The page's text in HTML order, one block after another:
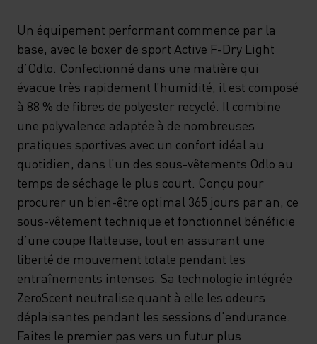
Un équipement performant commence par la
base, avec le boxer de sport Active F-Dry Light
d’Odlo. Confectionné dans une matière qui
évacue très rapidement l’humidité, il est composé
à 88 % de fibres de polyester recyclé. Il combine
une polyvalence adaptée à de nombreuses
pratiques sportives avec un confort idéal au
quotidien, dans l’un des sous-vêtements Odlo au
temps de séchage le plus court. Conçu pour
procurer un bien-être optimal 365 jours par an, ce
sous-vêtement technique et fonctionnel bénéficie
d’une coupe flatteuse, tout en assurant une
liberté de mouvement totale pendant les
entraînements intenses. Sa technologie intégrée
ZeroScent neutralise quant à elle les odeurs
déplaisantes pendant les sessions d’endurance.
Faites le premier pas vers un futur plus